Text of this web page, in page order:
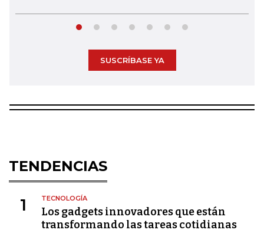
SUSCRÍBASE YA
TENDENCIAS
1 TECNOLOGÍA
Los gadgets innovadores que están
transformando las tareas cotidianas